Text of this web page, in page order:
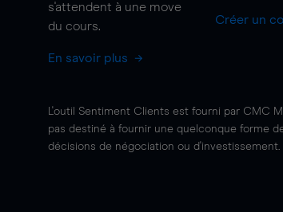
s'attendent à une move
du cours.
En savoir plus
Créer un
L'outil Sentiment Clients est fourni par CMC
pas destiné à fournir une quelconque forme
décisions de négociation ou d'investissement.